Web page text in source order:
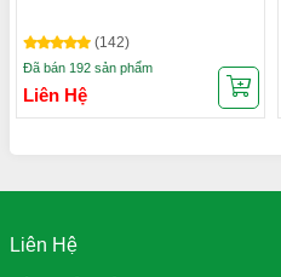
(142)
Đã bán 192 sản phẩm
Liên Hệ
Liên Hệ